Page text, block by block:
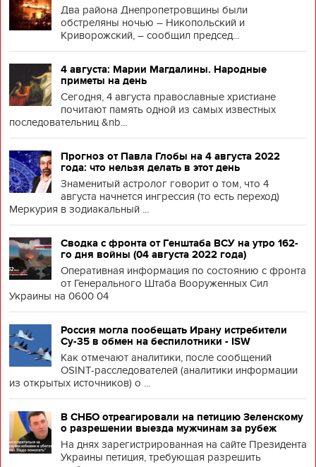
Два района Днепропетровщины были
обстреляны ночью – Никопольский и
Криворожский, – сообщил председ...
4 августа: Марии Магдалины. Народные
приметы на день
Сегодня, 4 августа православные христиане
почитают память одной из самых известных
последовательниц &nb...
Прогноз от Павла Глобы на 4 августа 2022
года: что нельзя делать в этот день
Знаменитый астролог говорит о том, что 4
августа начнется ингрессия (то есть переход)
Меркурия в зодиакальный ...
Сводка с фронта от Генштаба ВСУ на утро 162-
го дня войны (04 августа 2022 года)
Оперативная информация по состоянию с фронта
от Генерального Штаба Вооруженных Сил
Украины на 0600 04
Россия могла пообещать Ирану истребители
Су-35 в обмен на беспилотники - ISW
Как отмечают аналитики, после сообщений
OSINT-расследователей (аналитики информации
из открытых источников) о ...
В СНБО отреагировали на петицию Зеленскому
о разрешении выезда мужчинам за рубеж
На днях зарегистрированная на сайте Президента
Украины петиция, требующая разрешить